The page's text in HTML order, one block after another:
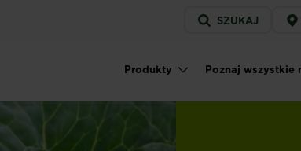
Service
menu
SZUKAJ
Main navigation
Produkty Poznaj wszystkie